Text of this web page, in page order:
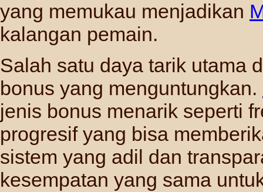
yang memukau menjadikan
kalangan pemain.
Salah satu daya tarik utama
bonus yang menguntungkan.
jenis bonus menarik seperti
progresif yang bisa
sistem yang adil dan
kesempatan yang sama